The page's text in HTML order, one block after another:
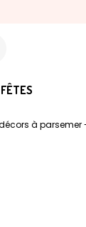
à parsemer